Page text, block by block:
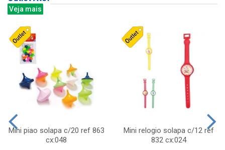
Veja mais
Mini piao solapa c/20 ref 863
cx:048
Mini relogio solapa c/12 ref
832 cx:024